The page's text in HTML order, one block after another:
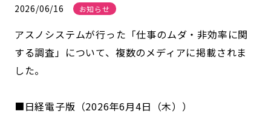
2026/06/16 お知らせ
アスノシステムが行った「仕事のムダ・非効率に関
する調査」について、複数のメディアに掲載されま
した。
■日経電子版（2026年6月4日（木））